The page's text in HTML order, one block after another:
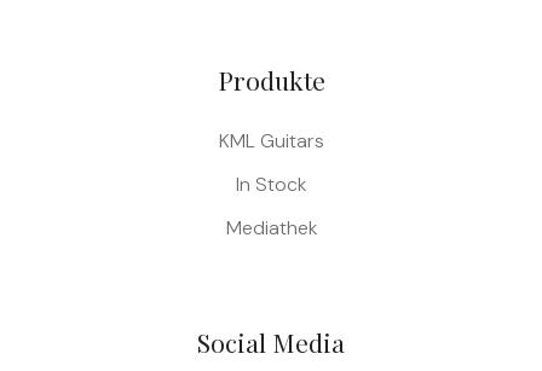
Produkte
KML Guitars
In Stock
Mediathek
Social Media